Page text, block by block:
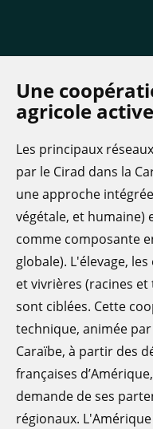
Une
agricole
Les principaux
par le Cirad dans la
une approche
végétale, et humaine)
comme composante
globale). L'élevage,
et vivrières (racines
sont ciblées. Cette
technique, animée par
Caraïbe, à partir des
françaises
demande de ses
régionaux.